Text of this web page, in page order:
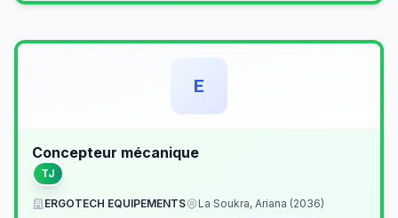
E
Concepteur mécanique
TJ
ERGOTECH EQUIPEMENTS
La Soukra, Ariana (2036)